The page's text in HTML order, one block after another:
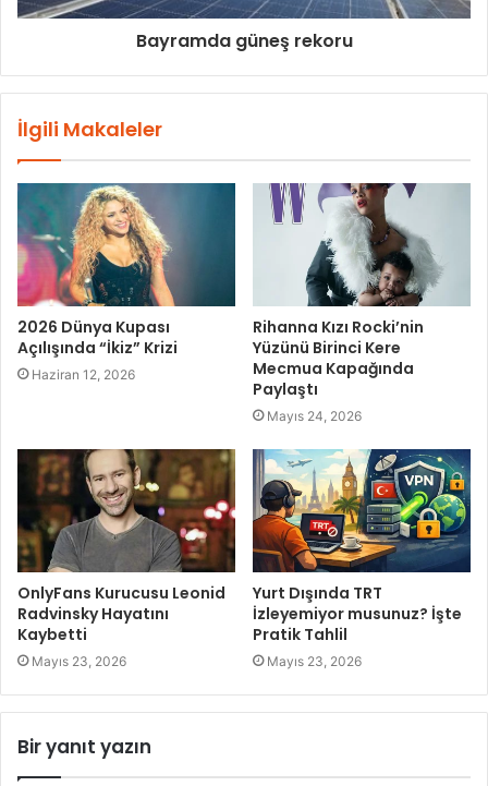
Bayramda güneş rekoru
İlgili Makaleler
2026 Dünya Kupası
Açılışında “İkiz” Krizi
Haziran 12, 2026
Rihanna Kızı Rocki’nin
Yüzünü Birinci Kere
Mecmua Kapağında
Paylaştı
Mayıs 24, 2026
OnlyFans Kurucusu Leonid
Radvinsky Hayatını
Kaybetti
Mayıs 23, 2026
Yurt Dışında TRT
İzleyemiyor musunuz? İşte
Pratik Tahlil
Mayıs 23, 2026
Bir yanıt yazın